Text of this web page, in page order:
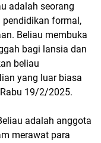
adalah seorang
formal,
Beliau membuka
bagi lansia dan
beliau
yang luar biasa
19/2/2025.
adalah anggota
merawat para